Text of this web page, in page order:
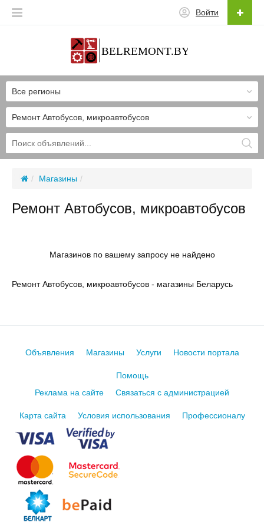
Войти
Ремонт Автобусов, микроавтобусов
Все регионы
Магазины
Ремонт Автобусов, микроавтобусов
Магазинов по вашему запросу не найдено
Ремонт Автобусов, микроавтобусов - магазины Беларусь
Объявления Магазины Услуги Новости портала
Помощь
Реклама на сайте
Связаться с администрацией
Карта сайта Условия использования Профессионалу